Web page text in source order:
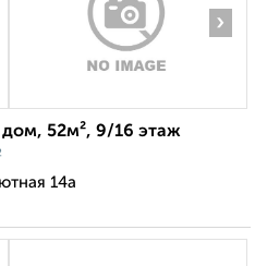
›
52м², 9/16 этаж
14а